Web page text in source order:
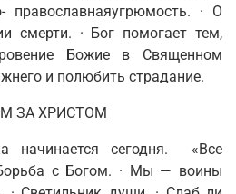
православнаяугрюмость. · О
смерти. · Бог помо­гает тем,
Божие в Священном
и полюбить страдание.
ЗА ХРИСТОМ
начинается сегодня. «Все
с Богом. · Мы — воины